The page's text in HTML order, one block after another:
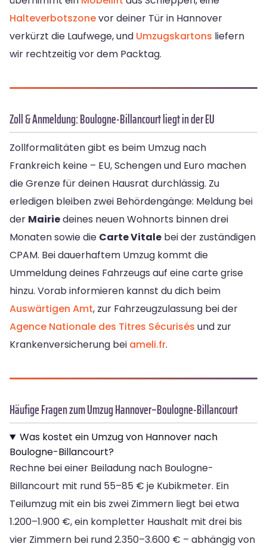
Halteverbotszonevor deiner Tür in Hannover
verkürzt die Laufwege, und Umzugskartons liefern
wir rechtzeitig vor dem Packtag.
Zoll & Anmeldung: Boulogne-Billancourt liegt in der EU
Zollformalitäten gibt es beim Umzug nach
Frankreich keine – EU, Schengen und Euro machen
die Grenze für deinen Hausrat durchlässig. Zu
erledigen bleiben zwei Behördengänge: Meldung bei
der Mairiedeines neuen Wohnorts binnen drei
Monaten sowie die Carte Vitale bei der zuständigen
CPAM. Bei dauerhaftem Umzug kommt die
Ummeldung deines Fahrzeugs auf eine carte grise
hinzu. Vorab informieren kannst du dich beim
Auswärtigen Amt, zur Fahrzeugzulassung bei der
Agence Nationale des Titres Sécurisés und zur
Krankenversicherung bei ameli.fr.
Häufige Fragen zum Umzug Hannover–Boulogne-Billancourt
Was kostet ein Umzug von Hannover nach
Boulogne-Billancourt?
Rechne bei einer Beiladung nach Boulogne-
Billancourt mit rund 55–85 € je Kubikmeter. Ein
Teilumzug mit ein bis zwei Zimmern liegt bei etwa
1.200–1.900 €, ein kompletter Haushalt mit drei bis
vier Zimmern bei rund 2.350–3.600 € – abhängig von